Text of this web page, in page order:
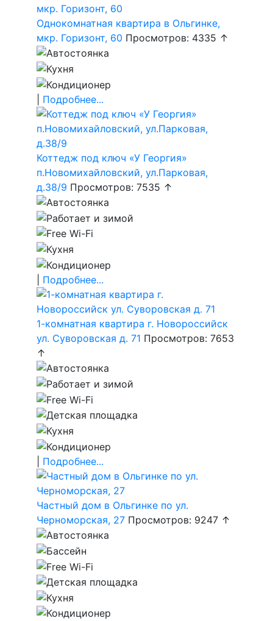
Однокомнатная квартира в Ольгинке,
мкр. Горизонт, 60 Просмотров: 4335 ↑
Подробнее...
Коттедж под ключ «У Георгия»
п.Новомихайловский, ул.Парковая,
д.38/9 Просмотров: 7535 ↑
Подробнее...
1-комнатная квартира г. Новороссийск
ул. Суворовская д. 71 Просмотров: 7653
↑
Подробнее...
Частный дом в Ольгинке по ул.
Черноморская, 27 Просмотров: 9247 ↑